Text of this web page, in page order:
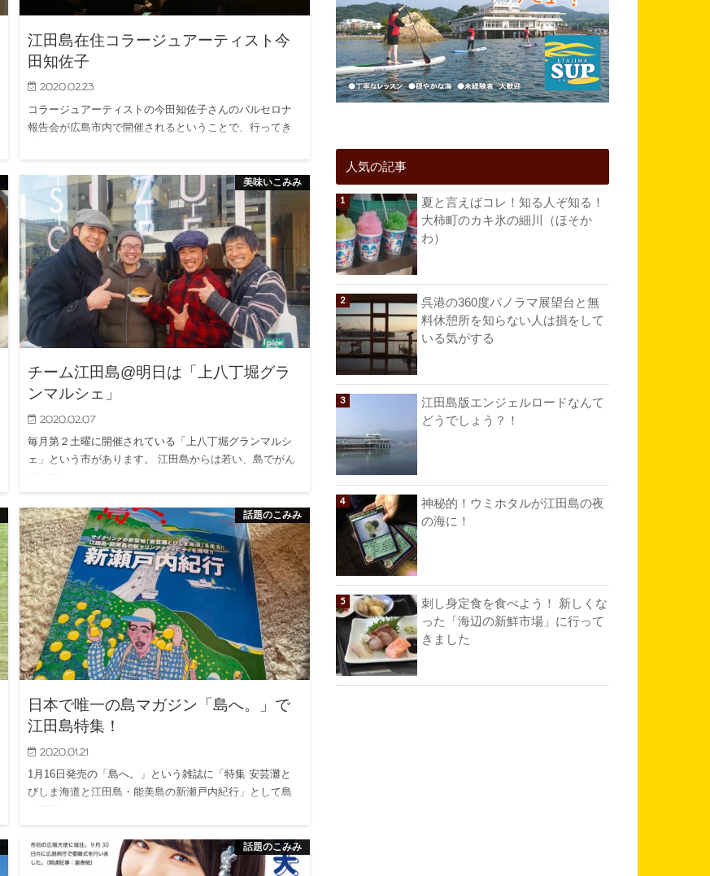
江田島在住コラージュアーティスト今
田知佐子
2020.02.23
コラージュアーティストの今田知佐子さんのバルセロナ
報告会が広島市内で開催されるということで、行ってき
美味いこみみ
チーム江田島@明日は「上八丁堀グラ
ンマルシェ」
2020.02.07
毎月第２土曜に開催されている「上八丁堀グランマルシ
ェ」という市があります。 江田島からは若い、島でがん
話題のこみみ
日本で唯一の島マガジン「島へ。」で
江田島特集！
2020.01.21
1月16日発売の「島へ。」という雑誌に「特集 安芸灘と
びしま海道と江田島・能美島の新瀬戸内紀行」として島
話題のこみみ
人気の記事
夏と言えばコレ！知る人ぞ知る！
大柿町のカキ氷の細川（ほそか
わ）
呉港の360度パノラマ展望台と無
料休憩所を知らない人は損をして
いる気がする
江田島版エンジェルロードなんて
どうでしょう？！
神秘的！ウミホタルが江田島の夜
の海に！
刺し身定食を食べよう！ 新しくな
った「海辺の新鮮市場」に行って
きました